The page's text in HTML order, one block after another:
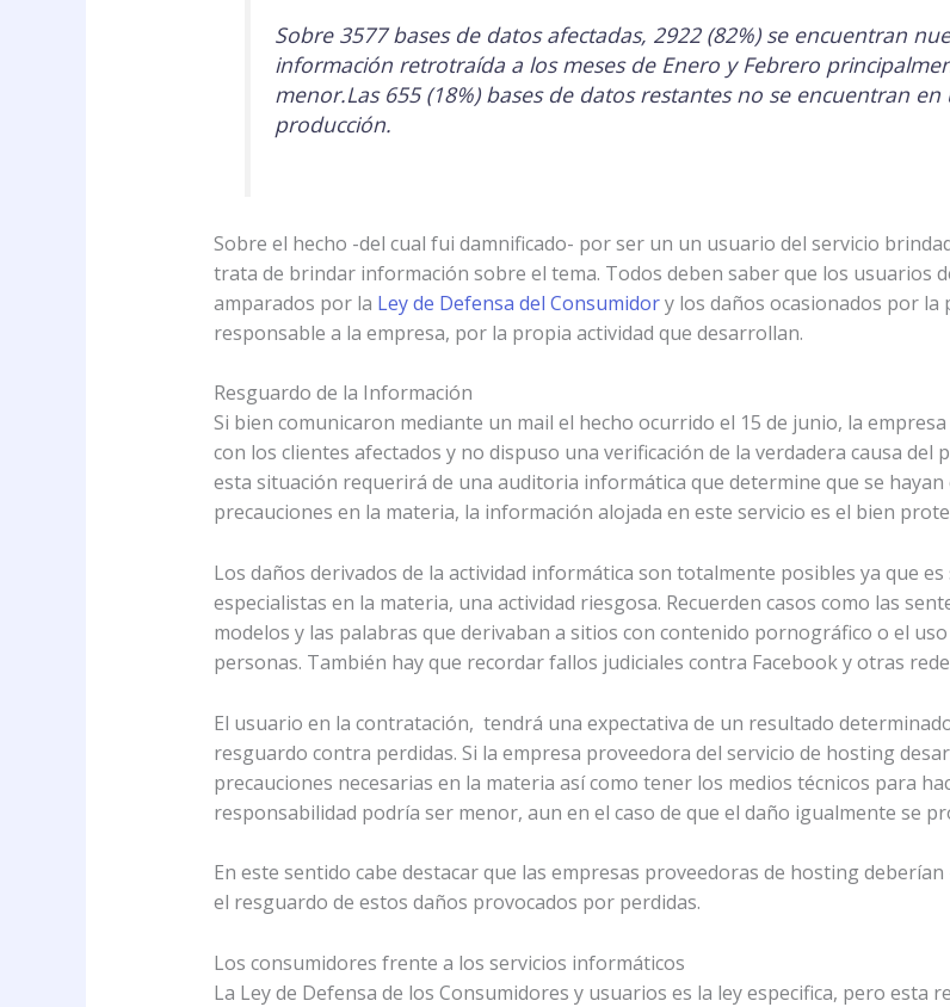
Sobre 3577 bases de datos afectadas, 2922 (82%) se encuentran
información retrotraída a los meses de Enero y Febrero
menor.Las 655 (18%) bases de datos restantes no se encuentran
producción.
Sobre el hecho -del cual fui damnificado- por ser un un usuario del servicio
trata de brindar información sobre el tema. Todos deben saber que los usuarios
amparados por la Ley de Defensa del Consumidory los daños ocasionados por la
responsable a la empresa, por la propia actividad que desarrollan.
Resguardo de la Información
Si bien comunicaron mediante un mail el hecho ocurrido el 15 de junio, la
con los clientes afectados y no dispuso una verificación de la verdadera causa del
esta situación requerirá de una auditoria informática que determine que se
precauciones en la materia, la información alojada en este servicio es el bien
Los daños derivados de la actividad informática son totalmente posibles ya que
especialistas en la materia, una actividad riesgosa. Recuerden casos como las
modelos y las palabras que derivaban a sitios con contenido pornográfico o el
personas. También hay que recordar fallos judiciales contra Facebook y otras
El usuario en la contratación, tendrá una expectativa de un resultado
resguardo contra perdidas. Si la empresa proveedora del servicio de hosting
precauciones necesarias en la materia así como tener los medios técnicos para
responsabilidad podría ser menor, aun en el caso de que el daño igualmente se
En este sentido cabe destacar que las empresas proveedoras de hosting
el resguardo de estos daños provocados por perdidas.
Los consumidores frente a los servicios informáticos
La Ley de Defensa de los Consumidores y usuarios es la ley especifica, pero esta